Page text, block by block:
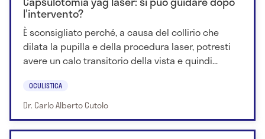
l'intervento?
È sconsigliato perché, a causa del collirio che
dilata la pupilla e della procedura laser, potresti
avere un calo transitorio della vista e quindi...
OCULISTICA
Dr. Carlo Alberto Cutolo